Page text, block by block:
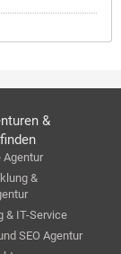
&
Agentur
&
& IT-Service
SEO Agentur